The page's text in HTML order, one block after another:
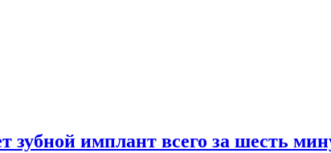
зубной имплант всего за шесть